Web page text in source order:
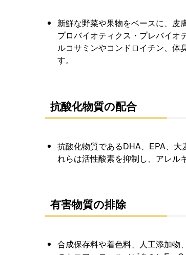
新鮮な野菜や果物をベースに、皮
プロバイオティクス・プレバイオ
ルコサミンやコンドロイチン、体
す。
抗酸化物質の配合
抗酸化物質であるDHA、EPA、大
れらは活性酸素を抑制し、アレル
有害物質の排除
合成保存料や着色料、人工添加物